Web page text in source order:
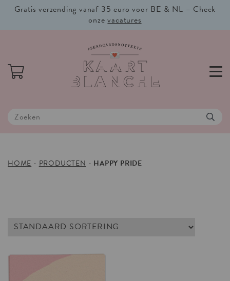
Gratis verzending vanaf 35 euro voor BE & NL – Check
onzevacatures
HOME - PRODUCTEN - HAPPY PRIDE